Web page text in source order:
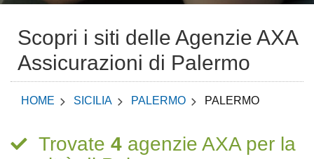
Scopri i siti delle Agenzie AXA
Assicurazioni di Palermo
HOME SICILIA PALERMO PALERMO
Trovate 4 agenzie AXA per la